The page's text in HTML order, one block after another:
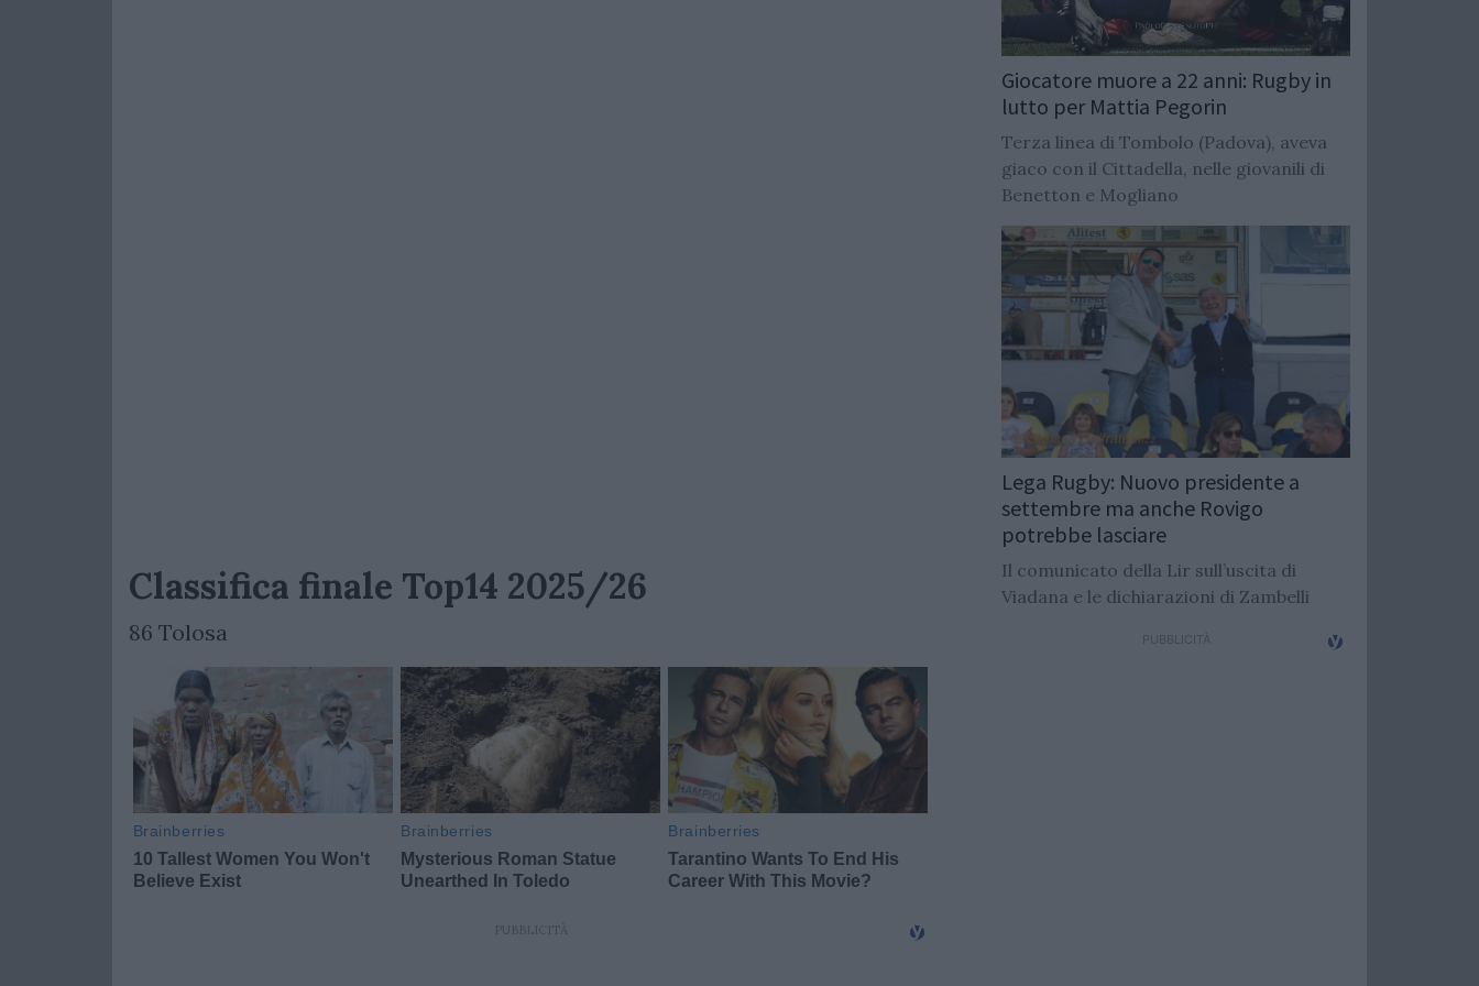
Classifica finale Top14 2025/26
86 Tolosa
Giocatore muore a 22 anni: Rugby in
lutto per Mattia Pegorin
Terza linea di Tombolo (Padova), aveva
giaco con il Cittadella, nelle giovanili di
Benetton e Mogliano
Lega Rugby: Nuovo presidente a
settembre ma anche Rovigo
potrebbe lasciare
Il comunicato della Lir sull’uscita di
Viadana e le dichiarazioni di Zambelli